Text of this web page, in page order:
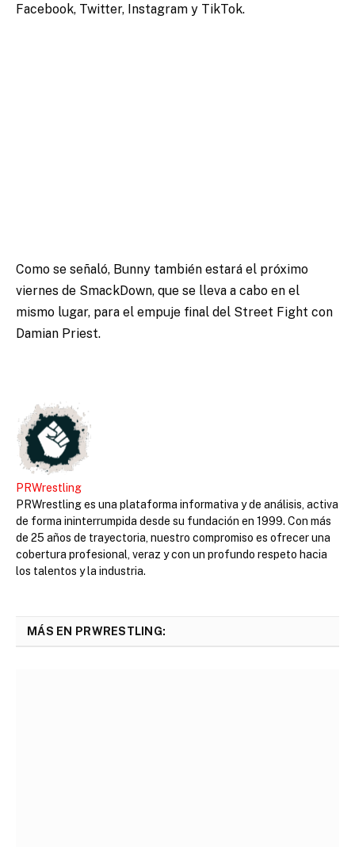
Facebook, Twitter, Instagram y TikTok.
Como se señaló, Bunny también estará el próximo
viernes de SmackDown, que se lleva a cabo en el
mismo lugar, para el empuje final del Street Fight con
Damian Priest.
PRWrestling
PRWrestling es una plataforma informativa y de análisis, activa
de forma ininterrumpida desde su fundación en 1999. Con más
de 25 años de trayectoria, nuestro compromiso es ofrecer una
cobertura profesional, veraz y con un profundo respeto hacia
los talentos y la industria.
MÁS EN PRWRESTLING: